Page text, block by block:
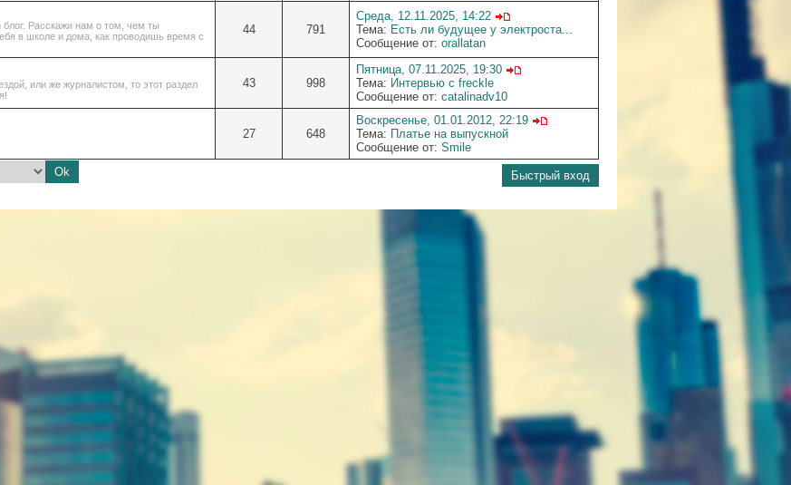
Расскажи нам о том, чем ты
в школе и дома, как проводишь время с
44 791
Среда, 12.11.2025, 14:22
Тема: Есть ли будущее у электроста...
Сообщение от: orallatan
или же журналистом, то этот раздел
43 998
Пятница, 07.11.2025, 19:30
Тема: Интервью с freckle
Сообщение от: catalinadv10
27 648
Воскресенье, 01.01.2012, 22:19
Тема: Платье на выпускной
Сообщение от: Smile